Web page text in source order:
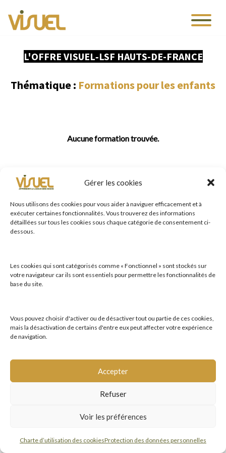
Gérer les cookies
Nous utilisons des cookies pour vous aider à naviguer efficacement et à
exécuter certaines fonctionnalités. Vous trouverez des informations
détaillées sur tous les cookies sous chaque catégorie de consentement ci-
dessous.
Les cookies qui sont catégorisés comme « Fonctionnel » sont stockés sur
votre navigateur car ils sont essentiels pour permettre les fonctionnalités de
base du site.
Vous pouvez choisir d'activer ou de désactiver tout ou partie de ces cookies,
mais la désactivation de certains d'entre eux peut affecter votre expérience
de navigation.
Accepter
Refuser
Voir les préférences
Charte d’utilisation des cookiesProtection des données personnelles
L'OFFRE VISUEL‑LSF HAUTS-DE-FRANCE
Thématique : Formations pour les enfants
Aucune formation trouvée.
TROUVER VOTRE FORMATION
en quelques clics !
Recherche par publics
PLAN DU SITE
CHARTE D’UTILISATION DES COOKIES
PROTECTION DES DONNÉES PERSONNELLES